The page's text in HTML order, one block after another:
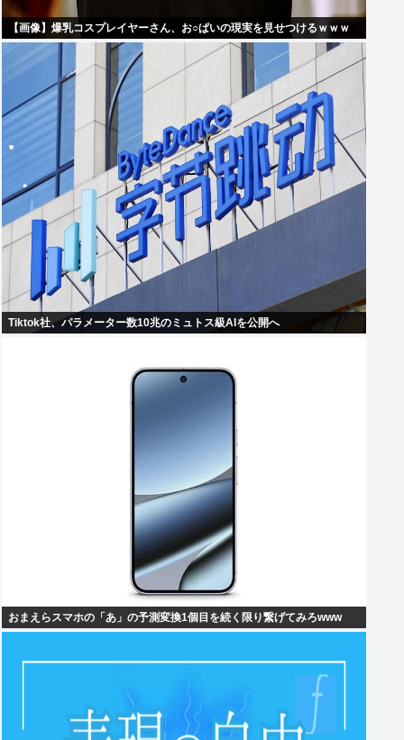
【画像】爆乳コスプレイヤーさん、お○ぱいの現実を見せつけるｗｗｗ
Tiktok社、パラメーター数10兆のミュトス級AIを公開へ
おまえらスマホの「あ」の予測変換1個目を続く限り繋げてみろwww